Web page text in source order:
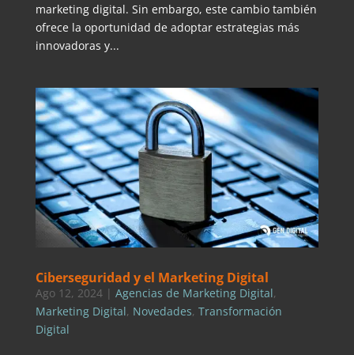
marketing digital. Sin embargo, este cambio también
ofrece la oportunidad de adoptar estrategias más
innovadoras y...
Ciberseguridad y el Marketing Digital
Ago 12, 2024| Agencias de Marketing Digital,
Marketing Digital, Novedades, Transformación
Digital